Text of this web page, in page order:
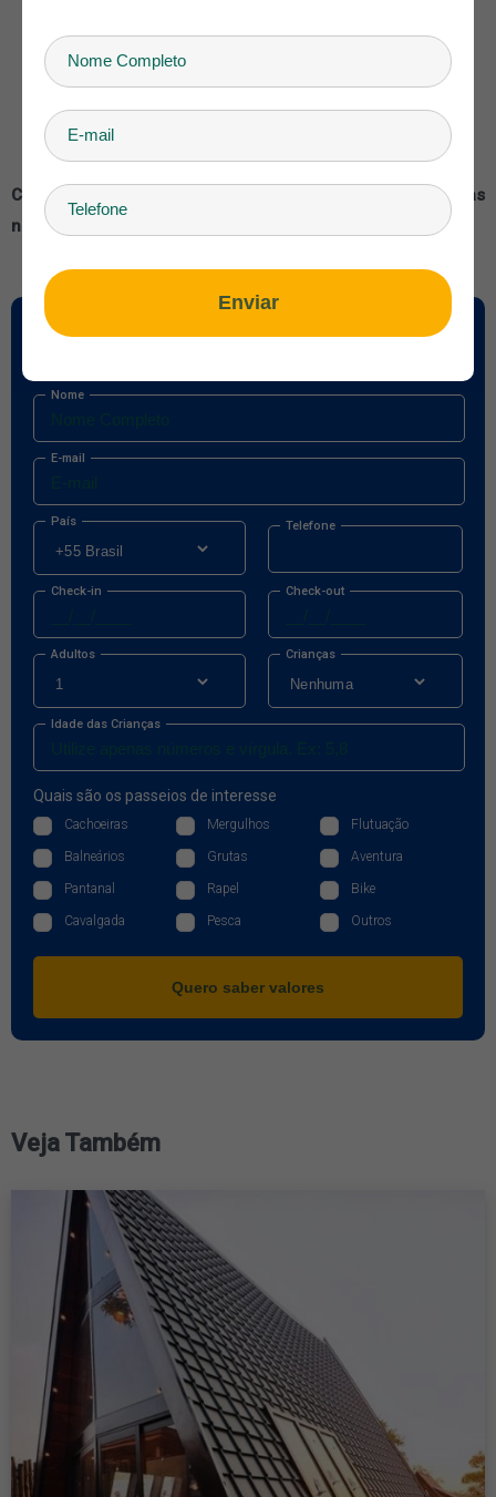
Aniversários;
Casamentos;
Encontros familiares, amigos e religiosos;
Eventos corporativos informais.
Consulte condições especiais e sob medida para suas
necessidades!
Quer Conhecer os Passeios de Bonito
Nome
E-mail
País Telefone
Check-in Check-out
Adultos Crianças
Idade das Crianças
Quais são os passeios de interesse
Cachoeiras Mergulhos Flutuação
Balneários Grutas Aventura
Pantanal Rapel Bike
Cavalgada Pesca Outros
Quero saber valores
Veja Também
Enviar